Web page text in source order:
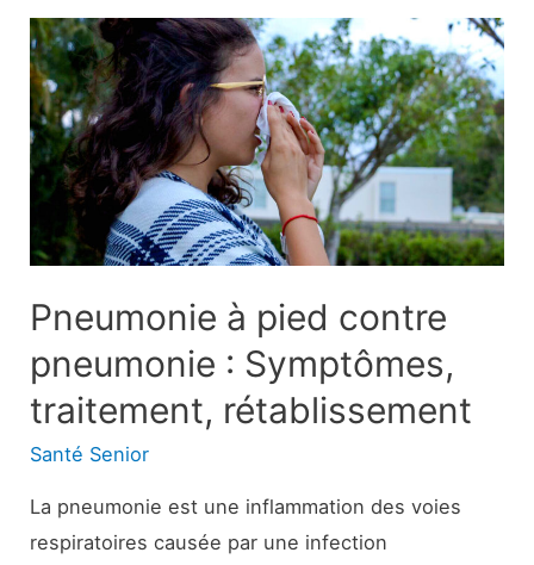
concentration
d’urine
:
But,
procédure
et
résultats
Pneumonie à pied contre
pneumonie : Symptômes,
traitement, rétablissement
Santé Senior
La pneumonie est une inflammation des voies
respiratoires causée par une infection